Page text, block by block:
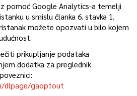
pomoć Google Analytics-a temelji
u smislu članka 6. stavka 1.
možete opozvati u bilo kojem
prikupljanje podataka
dodatka za preglednik
dlpage/gaoptout